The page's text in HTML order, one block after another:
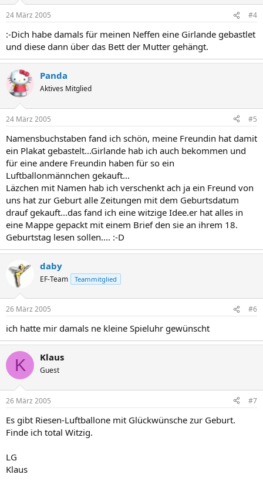
24 März 2005 #4
:-Dich habe damals für meinen Neffen eine Girlande gebastlet
und diese dann über das Bett der Mutter gehängt.
Panda
Aktives Mitglied
24 März 2005 #5
Namensbuchstaben fand ich schön, meine Freundin hat damit
ein Plakat gebastelt...Girlande hab ich auch bekommen und
für eine andere Freundin haben für so ein
Luftballonmännchen gekauft...
Läzchen mit Namen hab ich verschenkt ach ja ein Freund von
uns hat zur Geburt alle Zeitungen mit dem Geburtsdatum
drauf gekauft...das fand ich eine witzige Idee.er hat alles in
eine Mappe gepackt mit einem Brief den sie an ihrem 18.
Geburtstag lesen sollen.... :-D
daby
EF-Team Teammitglied
26 März 2005 #6
ich hatte mir damals ne kleine Spieluhr gewünscht
K Klaus
Guest
26 März 2005 #7
Es gibt Riesen-Luftballone mit Glückwünsche zur Geburt.
Finde ich total Witzig.
LG
Klaus